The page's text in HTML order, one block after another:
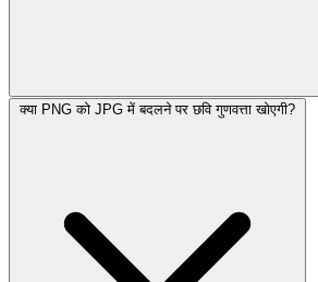
क्या PNG को JPG में बदलने पर छवि गुणवत्ता खोएगी?